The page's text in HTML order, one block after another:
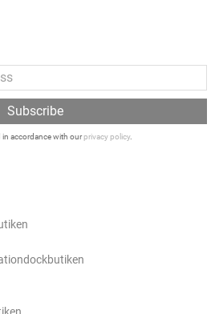
Subscribe
in accordance with ourprivacy policy.